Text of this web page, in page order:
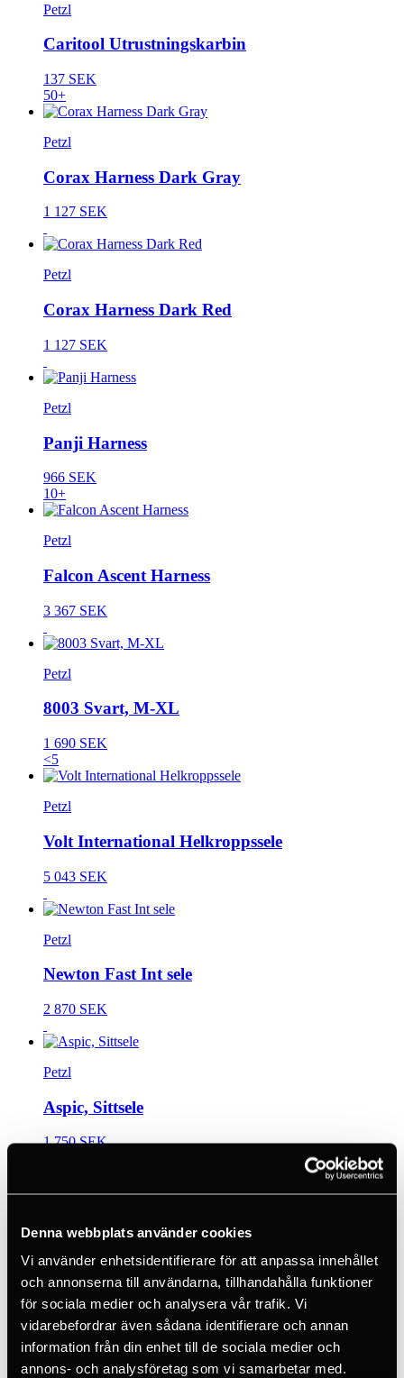
Denna webbplats använder cookies
Vi använder enhetsidentifierare för att anpassa innehållet
och annonserna till användarna, tillhandahålla funktioner
för sociala medier och analysera vår trafik. Vi
vidarebefordrar även sådana identifierare och annan
information från din enhet till de sociala medier och
annons- och analysföretag som vi samarbetar med.
Petzl
Caritool Utrustningskarbin
137 SEK
50+
Petzl
Corax Harness Dark Gray
1 127 SEK
Petzl
Corax Harness Dark Red
1 127 SEK
Petzl
Panji Harness
966 SEK
10+
Petzl
Falcon Ascent Harness
3 367 SEK
Petzl
8003 Svart, M-XL
1 690 SEK
<5
Petzl
Volt International Helkroppssele
5 043 SEK
Petzl
Newton Fast Int sele
2 870 SEK
Petzl
Aspic, Sittsele
1 750 SEK
Corax Harness Navy Blue
Avao® Fast European Version Black stl 2